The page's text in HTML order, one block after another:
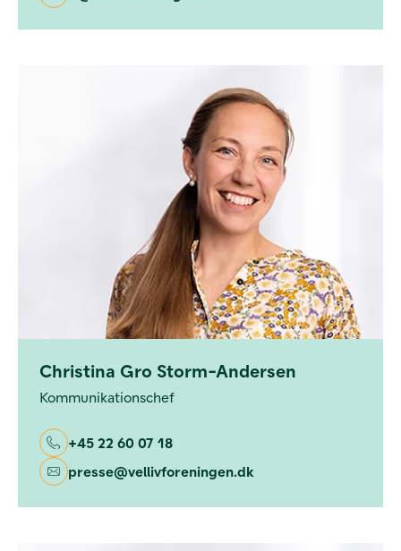
Christina Gro Storm-Andersen
Kommunikationschef
+45 22 60 07 18
presse@vellivforeningen.dk